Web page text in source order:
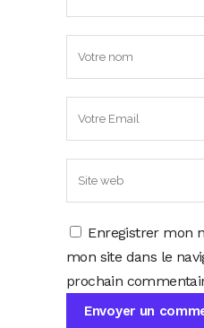
Enregistrer mon
mon site dans le
prochain